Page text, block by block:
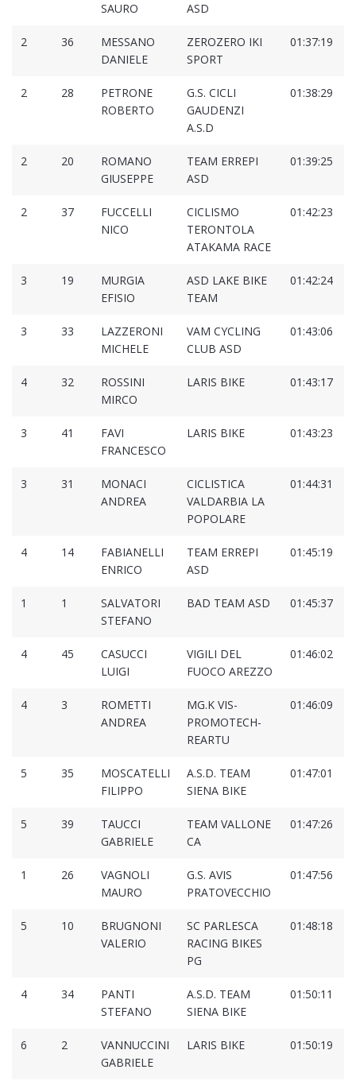
SAURO
ASD
2 36
MESSANO
DANIELE
ZEROZERO IKI
SPORT
01:37:19
2 28
PETRONE
ROBERTO
G.S. CICLI
GAUDENZI
A.S.D
01:38:29
2 20
ROMANO
GIUSEPPE
TEAM ERREPI
ASD
01:39:25
2 37
FUCCELLI
NICO
CICLISMO
TERONTOLA
ATAKAMA RACE
01:42:23
3 19
MURGIA
EFISIO
ASD LAKE BIKE
TEAM
01:42:24
3 33
LAZZERONI
MICHELE
VAM CYCLING
CLUB ASD
01:43:06
4 32
ROSSINI
MIRCO
LARIS BIKE 01:43:17
3 41
FAVI
FRANCESCO
LARIS BIKE 01:43:23
3 31
MONACI
ANDREA
CICLISTICA
VALDARBIA LA
POPOLARE
01:44:31
4 14
FABIANELLI
ENRICO
TEAM ERREPI
ASD
01:45:19
1 1
SALVATORI
STEFANO
BAD TEAM ASD 01:45:37
4 45
CASUCCI
LUIGI
VIGILI DEL
FUOCO AREZZO
01:46:02
4 3
ROMETTI
ANDREA
MG.K VIS-
PROMOTECH-
REARTU
01:46:09
5 35
MOSCATELLI
FILIPPO
A.S.D. TEAM
SIENA BIKE
01:47:01
5 39
TAUCCI
GABRIELE
TEAM VALLONE
CA
01:47:26
1 26
VAGNOLI
MAURO
G.S. AVIS
PRATOVECCHIO
01:47:56
5 10
BRUGNONI
VALERIO
SC PARLESCA
RACING BIKES
PG
01:48:18
4 34
PANTI
STEFANO
A.S.D. TEAM
SIENA BIKE
01:50:11
6 2
VANNUCCINI
GABRIELE
LARIS BIKE 01:50:19